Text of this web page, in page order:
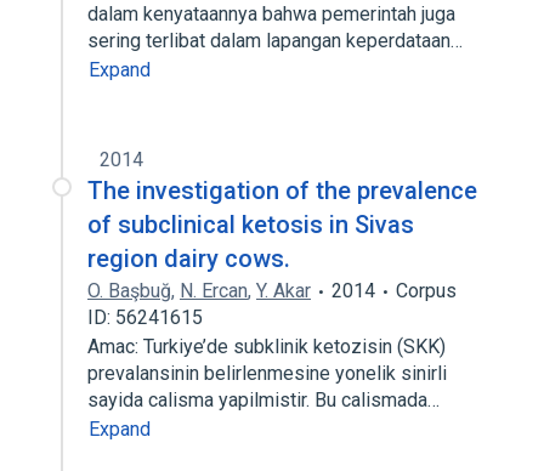
dalam kenyataannya bahwa pemerintah juga
sering terlibat dalam lapangan keperdataan…
Expand
2014
The investigation of the prevalence
of subclinical ketosis in Sivas
region dairy cows.
O. Başbuğ, N. Ercan, Y. Akar 2014
Corpus
ID: 56241615
Amac: Turkiye’de subklinik ketozisin (SKK)
prevalansinin belirlenmesine yonelik sinirli
sayida calisma yapilmistir. Bu calismada…
Expand